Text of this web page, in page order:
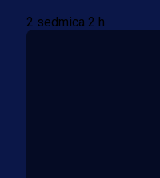
2 sedmica 2 h